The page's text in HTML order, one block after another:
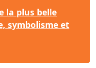
la plus belle
symbolisme et